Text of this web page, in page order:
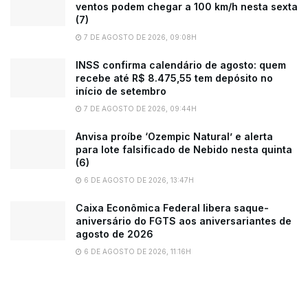
ventos podem chegar a 100 km/h nesta sexta
(7)
7 DE AGOSTO DE 2026, 09:08H
INSS confirma calendário de agosto: quem
recebe até R$ 8.475,55 tem depósito no
início de setembro
7 DE AGOSTO DE 2026, 09:44H
Anvisa proíbe ‘Ozempic Natural’ e alerta
para lote falsificado de Nebido nesta quinta
(6)
6 DE AGOSTO DE 2026, 13:47H
Caixa Econômica Federal libera saque-
aniversário do FGTS aos aniversariantes de
agosto de 2026
6 DE AGOSTO DE 2026, 11:16H